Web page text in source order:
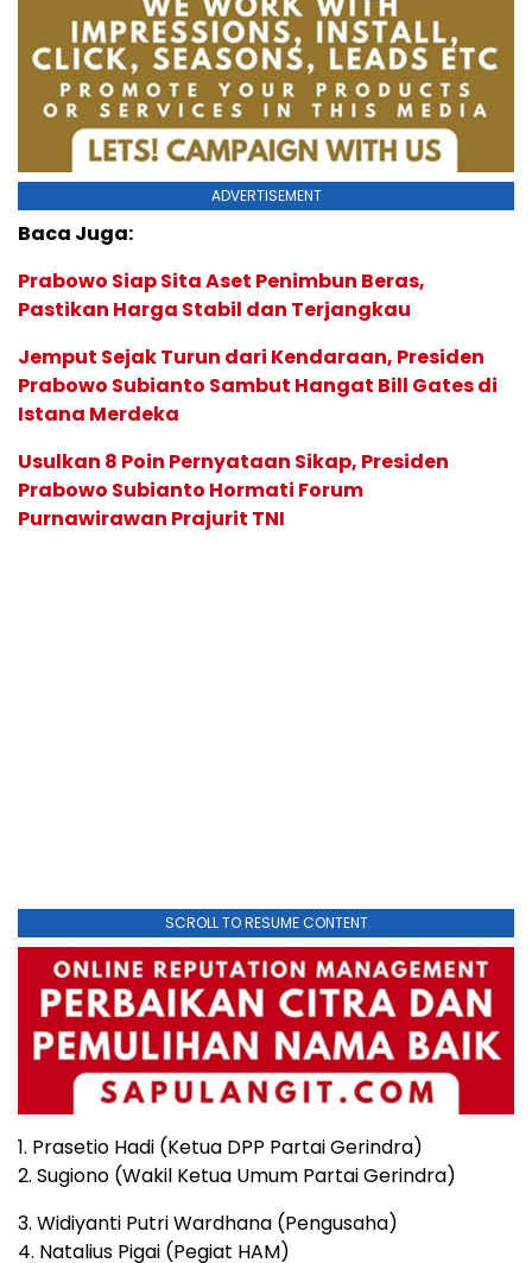
ADVERTISEMENT
Baca Juga:
Prabowo Siap Sita Aset Penimbun Beras,
Pastikan Harga Stabil dan Terjangkau
Jemput Sejak Turun dari Kendaraan, Presiden
Prabowo Subianto Sambut Hangat Bill Gates di
Istana Merdeka
Usulkan 8 Poin Pernyataan Sikap, Presiden
Prabowo Subianto Hormati Forum
Purnawirawan Prajurit TNI
SCROLL TO RESUME CONTENT
1. Prasetio Hadi (Ketua DPP Partai Gerindra)
2. Sugiono (Wakil Ketua Umum Partai Gerindra)
3. Widiyanti Putri Wardhana (Pengusaha)
4. Natalius Pigai (Pegiat HAM)